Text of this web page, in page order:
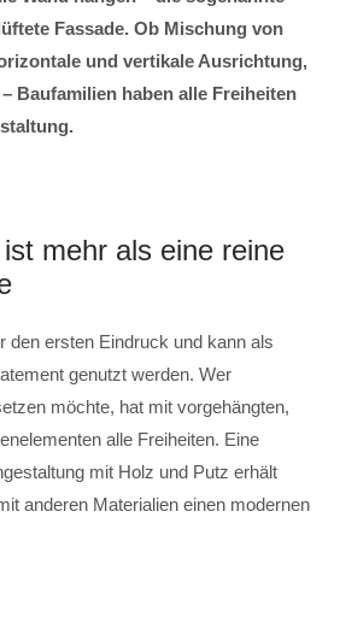
Fassade. Ob Mischung von
und vertikale Ausrichtung,
Baufamilien haben alle Freiheiten
mehr als eine reine
den ersten Eindruck und kann als
genutzt werden. Wer
möchte, hat mit vorgehängten,
alle Freiheiten. Eine
mit Holz und Putz erhält
anderen Materialien einen modernen